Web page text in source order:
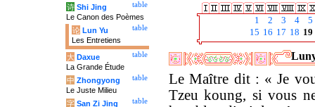
1 2 3 4
5
15 16 17 18 19
Le Maître dit : « Je
Tzeu koung, si vous
table
诗 Shi Jing
Le Canon des Poèmes
table
论 Lun Yu
Les Entretiens
table
大 Daxue
La Grande Étude
table
中 Zhongyong
Le Juste Milieu
table
字 San Zi Jing